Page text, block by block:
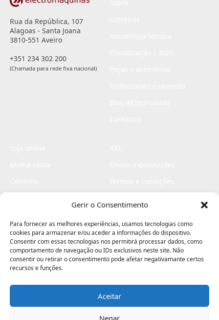
Gerir o Consentimento
Para fornecer as melhores experiências, usamos tecnologias como
cookies para armazenar e/ou aceder a informações do dispositivo.
Consentir com essas tecnologias nos permitirá processar dados, como
comportamento de navegação ou IDs exclusivos neste site. Não
consentir ou retirar o consentimento pode afetar negativamante certos
recursos e funções.
Aceitar
Negar
Rua da República, 107
Alagoas - Santa Joana
3810-551 Aveiro
+351 234 302 200
(Chamada para rede fixa nacional)
Livro de elogios
Electromaquinas ©2026
contágio - agência criativa